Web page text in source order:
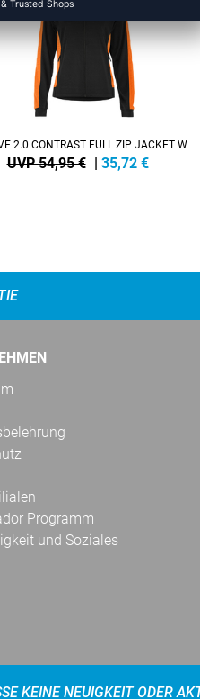
2.0 CONTRAST FULL ZIP JACKET W
UVP 54,95 € | 35,72 €
Programm
und Soziales
KEINE NEUIGKEIT ODER